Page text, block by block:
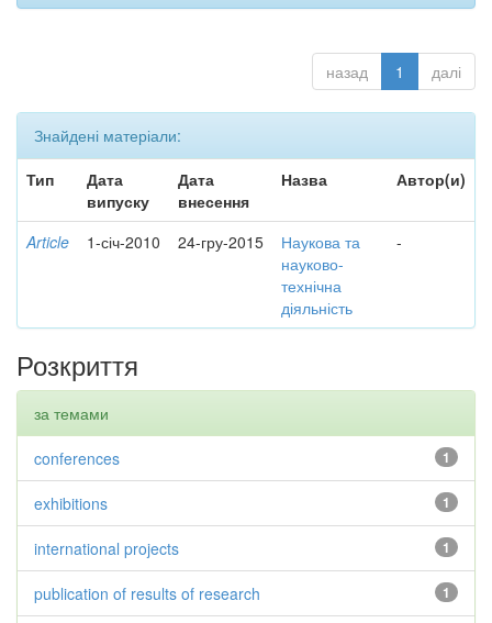
назад 1 далі
Знайдені матеріали:
Тип
Дата
випуску
Дата
внесення
Назва Автор(и)
Article 1-січ-2010 24-гру-2015
Наукова та
науково-
технічна
діяльність
-
Розкриття
за темами
1
conferences
1
exhibitions
1
international projects
1
publication of results of research